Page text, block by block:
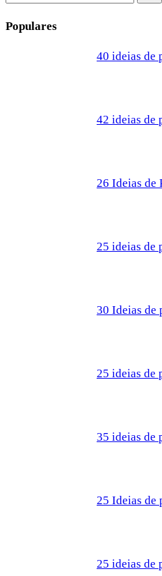
Populares
40 ideias de
42 ideias de
26 Ideias de
25 ideias de
30 Ideias de
25 ideias de
35 ideias de
25 Ideias de
25 ideias de